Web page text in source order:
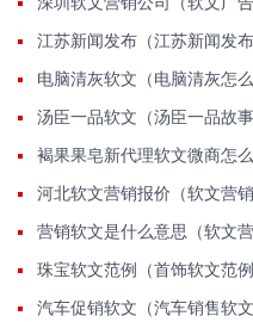
江苏新闻发布（江苏新闻发布
电脑清灰软文（电脑清灰怎么
汤臣一品软文（汤臣一品故事
褐果果皂新代理软文微商怎
河北软文营销报价（软文营销
营销软文是什么意思（软文
珠宝软文范例（首饰软文范例
汽车促销软文（汽车销售软文